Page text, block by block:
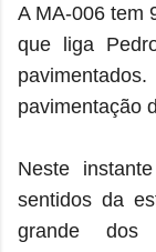
A MA-006 tem
que liga
pavimentação
Neste
sentidos da
grande